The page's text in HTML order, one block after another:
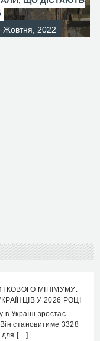
Жовтня, 2022
МІНІМУМУ:
У 2026 РОЦІ
в Україні зростає
становитиме 3328
для […]